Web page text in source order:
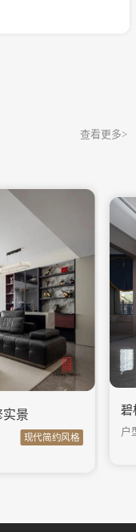
查看更多>
实景
现代简约风格
碧
户